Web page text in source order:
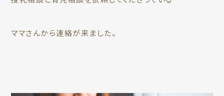
ママさんから連絡が来ました。